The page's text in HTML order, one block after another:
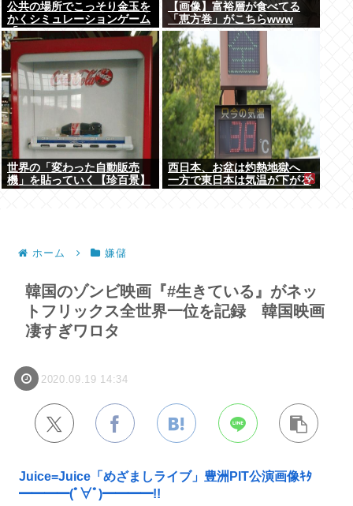
公共の場所でこっそり金玉を
かくシミュレーションゲーム
「Ball Scratch Simulator」
がSteamで発表される
【画像】富裕層が食べてる
「恵方巻」がこちらwww
世界の「変わった自動販売
機」を貼っていく【珍百景】
西日本、お盆は灼熱地獄へ
一方で東日本は気温が下がる
ホーム 嫌儲
韓国のゾンビ映画『#生きている』がネッ
トフリックス全世界一位を記録 韓国映画
凄すぎワロタ
2020.09.19 14:34
Juice=Juice「めざましライブ」豊洲PIT公演画像ｷﾀ
━━━━(ﾟ∀ﾟ)━━━━!!